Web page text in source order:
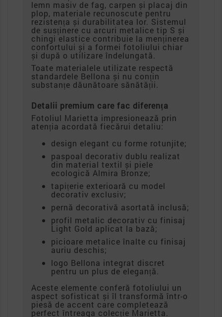
lemn masiv de fag, carpen și placaj din
plop, materiale recunoscute pentru
rezistența și durabilitatea lor. Sistemul
de susținere cu arcuri metalice tip S și
chingi elastice contribuie la menținerea
confortului și a formei fotoliului chiar
și după o utilizare îndelungată.
Toate materialele utilizate respectă
standardele Bellona și nu conțin
substanțe dăunătoare sănătății.
Detalii premium care fac diferența
Fotoliul Marietta impresionează prin
atenția acordată fiecărui detaliu:
design elegant cu forme rotunjite;
paspoal decorativ dublu realizat
din material textil și piele
ecologică Almira Bronze;
tapițerie exterioară cu model
decorativ exclusiv;
pernă decorativă asortată inclusă;
profil metalic decorativ cu finisaj
Light Gold aplicat la bază;
picioare metalice înalte cu finisaj
auriu deschis;
logo Bellona integrat discret
pentru un plus de eleganță.
Aceste elemente conferă fotoliului un
aspect sofisticat și îl transformă într-o
piesă de accent care completează
perfect întreaga colecție Marietta.